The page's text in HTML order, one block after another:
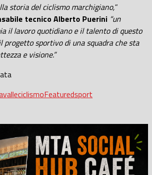
storia del ciclismo marchigiano,”
tecnico Alberto Puerini “un
il lavoro quotidiano e il talento di questo
progetto sportivo di una squadra che sta
e visione.”
ciclismoFeaturedsport